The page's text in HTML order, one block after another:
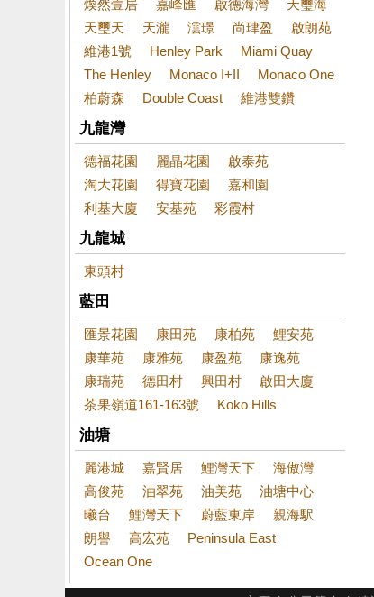
煥然壹居
嘉峰匯 啟德海灣
天璽海
天璽天
天瀧 澐璟 尚珒盈
啟朗苑
維港1號
Henley Park
Miami Quay
The Henley
Monaco I+II
Monaco One
柏蔚森
Double Coast 維港雙鑽
九龍灣
德福花園 麗晶花園
啟泰苑
淘大花園
得寶花園
嘉和園
利基大廈
安基苑 彩霞村
九龍城
東頭村
藍田
匯景花園 康田苑 康柏苑
鯉安苑
康華苑
康雅苑 康盈苑
康逸苑
康瑞苑
德田村 興田村
啟田大廈
茶果嶺道161-163號
Koko Hills
油塘
麗港城 嘉賢居 鯉灣天下
海傲灣
高俊苑
油翠苑 油美苑
油塘中心
曦台
鯉灣天下 蔚藍東岸
親海駅
朗譽
高宏苑
Peninsula East
Ocean One